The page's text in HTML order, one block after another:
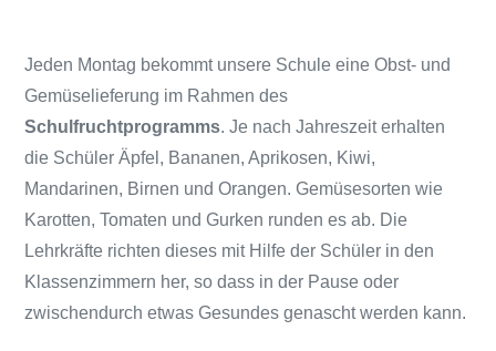
Jeden Montag bekommt unsere Schule eine Obst- und
Gemüselieferung im Rahmen des
Schulfruchtprogramms. Je nach Jahreszeit erhalten
die Schüler Äpfel, Bananen, Aprikosen, Kiwi,
Mandarinen, Birnen und Orangen. Gemüsesorten wie
Karotten, Tomaten und Gurken runden es ab. Die
Lehrkräfte richten dieses mit Hilfe der Schüler in den
Klassenzimmern her, so dass in der Pause oder
zwischendurch etwas Gesundes genascht werden kann.